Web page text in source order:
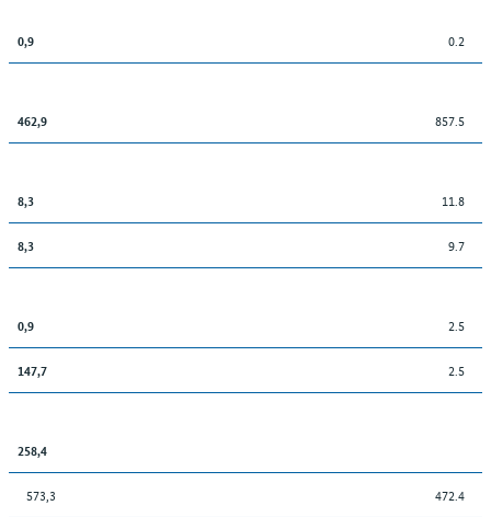
0,9 0.2
462,9 857.5
8,3 11.8
8,3 9.7
0,9 2.5
147,7 2.5
258,4
573,3 472.4